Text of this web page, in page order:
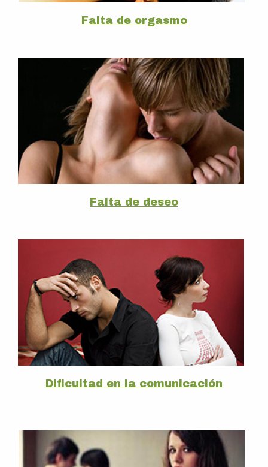
Falta de orgasmo
Falta de deseo
Dificultad en la comunicación